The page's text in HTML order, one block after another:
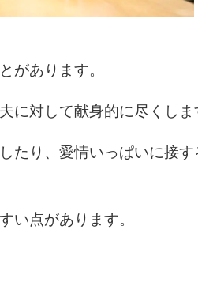
があります。
に対して献身的に尽くしま
たり、愛情いっぱいに接
い点があります。